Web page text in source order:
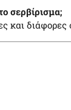
σερβίρισμα;
και διάφορες